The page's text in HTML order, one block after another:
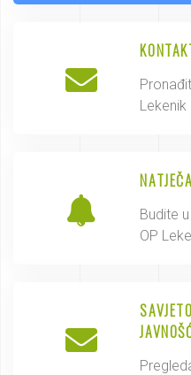
Lekenik
Budite
OP